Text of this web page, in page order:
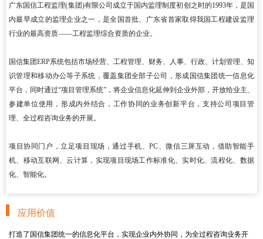
广东国信工程监理(集团)有限公司成立于国内监理制度初创之时的1993年，是国
内最早成立的监理企业之一，是全国首批、广东省首家取得我国工程建设监理
行业的最高资质——工程监理综合资质的企业。
国信集团ERP系统包括市场经营、工程管理、财务、人事、行政、计划管理、知
识管理和移动办公等子系统，覆盖集团全部子公司，形成国信集团统一信息化
平台，同时通过“项目管理系统”，将企业信息化延伸到企业外部，开放给业主、
参建单位使用，形成内外结合，工作协同的业务创新平台，支持公司项目管
理、全过程咨询业务的开展。
项目协同门户，立足项目现场，通过手机、PC、微信三屏互动，借助智能手
机、移动互联网、云计算，实现项目现场工作标准化、实时化、流程化、数据
化、智能化。
应用价值
打造了国信集团统一的信息化平台，实现企业内外协同，为全过程咨询业务开